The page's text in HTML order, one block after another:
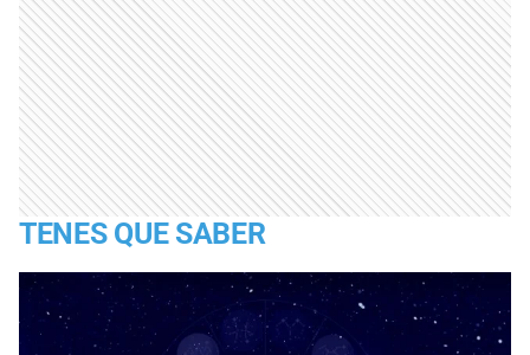
TENES QUE SABER